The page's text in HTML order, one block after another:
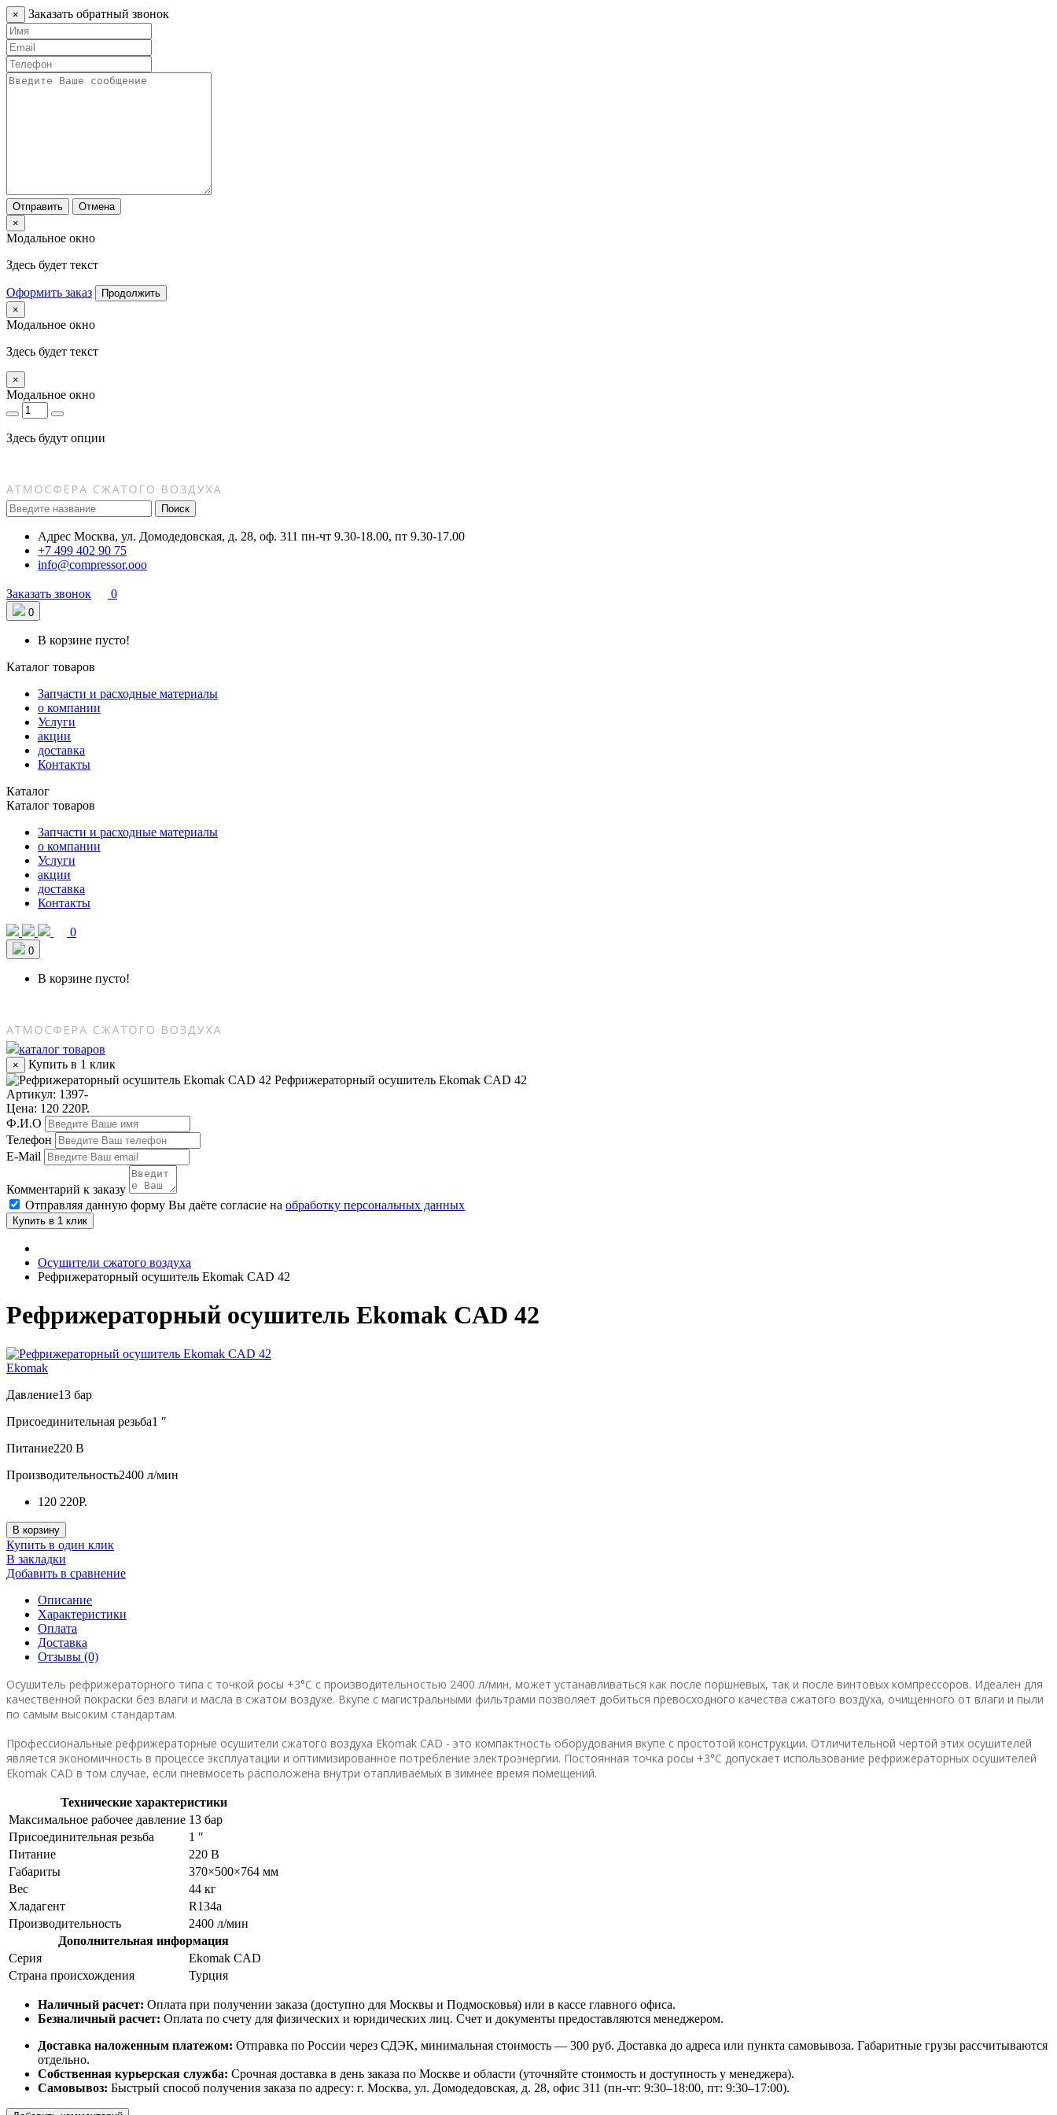
× Заказать обратный звонок
Отправить
Отмена
×
Модальное окно
Здесь будет текст
Оформить заказ
Продолжить
×
Модальное окно
Здесь будет текст
×
Модальное окно
Здесь будут опции
Поиск
Адрес Москва, ул. Домодедовская, д. 28, оф. 311 пн-чт 9.30-18.00, пт 9.30-17.00
+7 499 402 90 75
info@compressor.ooo
Заказать звонок 0
0
В корзине пусто!
Каталог товаров
Запчасти и расходные материалы
о компании
Услуги
акции
доставка
Контакты
Каталог
Каталог товаров
Запчасти и расходные материалы
о компании
Услуги
акции
доставка
Контакты
0
0
В корзине пусто!
каталог товаров
×
Купить в 1 клик
Рефрижераторный осушитель Ekomak CAD 42
Артикул: 1397-
Цена: 120 220Р.
Ф.И.О
Телефон
E-Mail
Комментарий к заказу
Отправляя данную форму Вы даёте согласие на обработку персональных данных
Купить в 1 клик
Осушители сжатого воздуха
Рефрижераторный осушитель Ekomak CAD 42
Рефрижераторный осушитель Ekomak CAD 42
Ekomak
Давление13 бар
Присоединительная резьба1 ″
Питание220 В
Производительность2400 л/мин
120 220Р.
В корзину
Купить в один клик
В закладки
Добавить в сравнение
Описание
Характеристики
Оплата
Доставка
Отзывы (0)
Осушитель рефрижераторного типа с точкой росы +3°C с производительностью 2400 л/мин, может устанавливаться как после поршневых, так и после винтовых компрессоров. Идеален для
качественной покраски без влаги и масла в сжатом воздухе. Вкупе с магистральными фильтрами позволяет добиться превосходного качества сжатого воздуха, очищенного от влаги и пыли
по самым высоким стандартам.
Профессиональные рефрижераторные осушители сжатого воздуха Ekomak CAD - это компактность оборудования вкупе с простотой конструкции. Отличительной чертой этих осушителей
является экономичность в процессе эксплуатации и оптимизированное потребление электроэнергии. Постоянная точка росы +3°C допускает использование рефрижераторных осушителей
Ekomak CAD в том случае, если пневмосеть расположена внутри отапливаемых в зимнее время помещений.
Технические характеристики
Максимальное рабочее давление 13 бар
Присоединительная резьба
1 ″
Питание
220 В
Габариты
370×500×764 мм
Вес
44 кг
Хладагент
R134a
Производительность
2400 л/мин
Дополнительная информация
Серия
Ekomak CAD
Страна происхождения
Турция
Наличный расчет: Оплата при получении заказа (доступно для Москвы и Подмосковья) или в кассе главного офиса.
Безналичный расчет: Оплата по счету для физических и юридических лиц. Счет и документы предоставляются менеджером.
Доставка наложенным платежом: Отправка по России через СДЭК, минимальная стоимость — 300 руб. Доставка до адреса или пункта самовывоза. Габаритные грузы рассчитываются
отдельно.
Собственная курьерская служба: Срочная доставка в день заказа по Москве и области (уточняйте стоимость и доступность у менеджера).
Самовывоз: Быстрый способ получения заказа по адресу: г. Москва, ул. Домодедовская, д. 28, офис 311 (пн-чт: 9:30–18:00, пт: 9:30–17:00).